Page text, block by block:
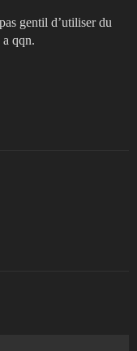
gentil d’utiliser du
qqn.